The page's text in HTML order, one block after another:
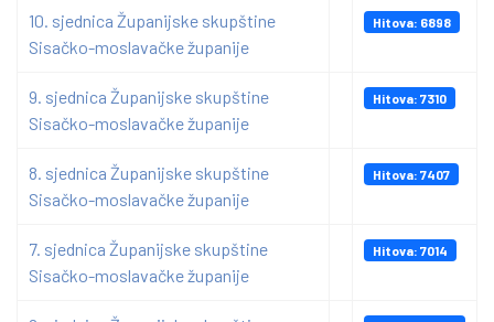
10. sjednica Županijske skupštine
Sisačko-moslavačke županije
Hitova: 6898
9. sjednica Županijske skupštine
Sisačko-moslavačke županije
Hitova: 7310
8. sjednica Županijske skupštine
Sisačko-moslavačke županije
Hitova: 7407
7. sjednica Županijske skupštine
Sisačko-moslavačke županije
Hitova: 7014